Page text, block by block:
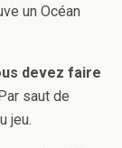
un Océan
devez faire
saut de
jeu.